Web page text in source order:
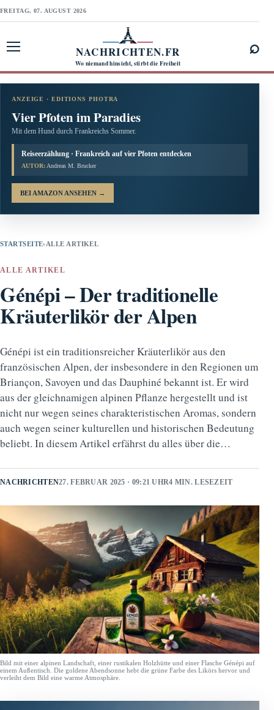
FREITAG, 07. AUGUST 2026
NACHRICHTEN.FR
Wo niemand hinsieht, stirbt die Freiheit
⌕
ANZEIGE · EDITIONS PHOTRA
Vier Pfoten im Paradies
Mit dem Hund durch Frankreichs Sommer.
Reiseerzählung · Frankreich auf vier Pfoten entdecken
AUTOR: Andreas M. Brucker
BEI AMAZON ANSEHEN →
STARTSEITE› ALLE ARTIKEL
ALLE ARTIKEL
Génépi – Der traditionelle
Kräuterlikör der Alpen
Génépi ist ein traditionsreicher Kräuterlikör aus den
französischen Alpen, der insbesondere in den Regionen um
Briançon, Savoyen und das Dauphiné bekannt ist. Er wird
aus der gleichnamigen alpinen Pflanze hergestellt und ist
nicht nur wegen seines charakteristischen Aromas, sondern
auch wegen seiner kulturellen und historischen Bedeutung
beliebt. In diesem Artikel erfährst du alles über die…
NACHRICHTEN27. FEBRUAR 2025 · 09:21 UHR4 MIN. LESEZEIT
Bild mit einer alpinen Landschaft, einer rustikalen Holzhütte und einer Flasche Génépi auf
einem Außentisch. Die goldene Abendsonne hebt die grüne Farbe des Likörs hervor und
verleiht dem Bild eine warme Atmosphäre.